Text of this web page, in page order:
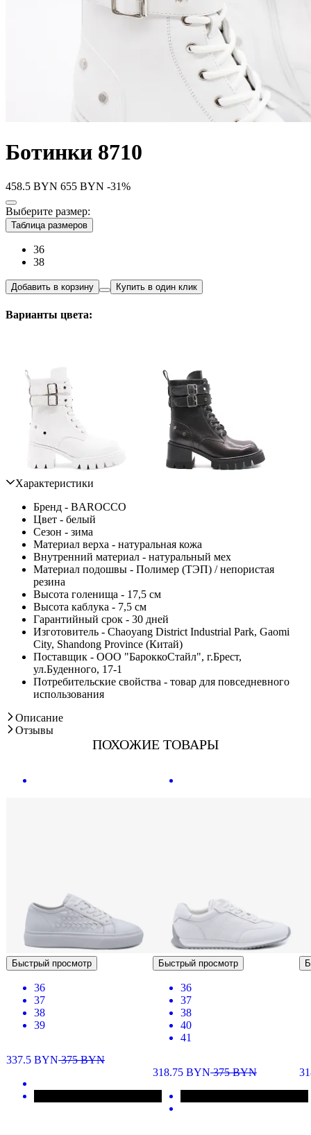
Ботинки 8710
458.5 BYN 655 BYN -31%
Выберите размер:
Таблица размеров
36
38
Добавить в корзину Купить в один клик
Варианты цвета:
Характеристики
Бренд - BAROCCO
Цвет - белый
Сезон - зима
Материал верха - натуральная кожа
Внутренний материал - натуральный мех
Материал подошвы - Полимер (ТЭП) / непористая
резина
Высота голенища - 17,5 см
Высота каблука - 7,5 см
Гарантийный срок - 30 дней
Изготовитель - Chaoyang District Industrial Park, Gaomi
City, Shandong Province (Китай)
Поставщик - ООО "БароккоСтайл", г.Брест,
ул.Буденного, 17-1
Потребительские свойства - товар для повседневного
использования
Описание
Отзывы
ПОХОЖИЕ ТОВАРЫ
Быстрый просмотр
36
37
38
39
337.5 BYN375BYN
Быстрый просмотр
36
37
38
40
41
318.75 BYN375BYN